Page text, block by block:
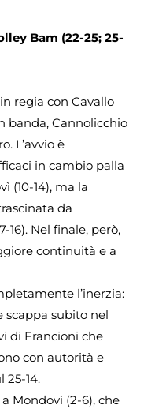
Bam (22-25; 25-
regia con Cavallo
banda, Cannolicchio
L’avvio è
in cambio palla
(10-14), ma la
da
16). Nel finale, però,
continuità e a
l’inerzia:
scappa subito nel
di Francioni che
con autorità e
14.
Mondovì (2-6), che